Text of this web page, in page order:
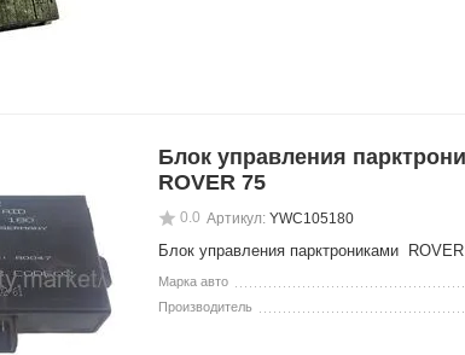
Блок управления
ROVER 75
0.0 Артикул: YWC105180
Блок управления парктрониками
Марка авто
Производитель